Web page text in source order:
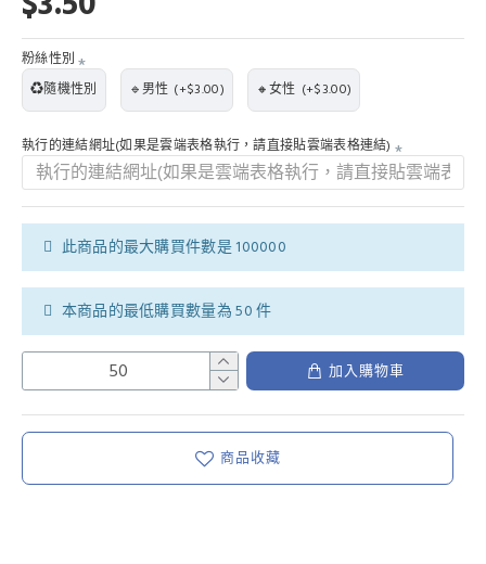
粉絲性別
♻️隨機性別
🔹男性 (+$3.00) 🔸女性 (+$3.00)
執行的連結網址(如果是雲端表格執行，請直接貼雲端表格連結)
加入購物車
商品收藏
此商品的最大購買件數是 100000
本商品的最低購買數量為 50 件